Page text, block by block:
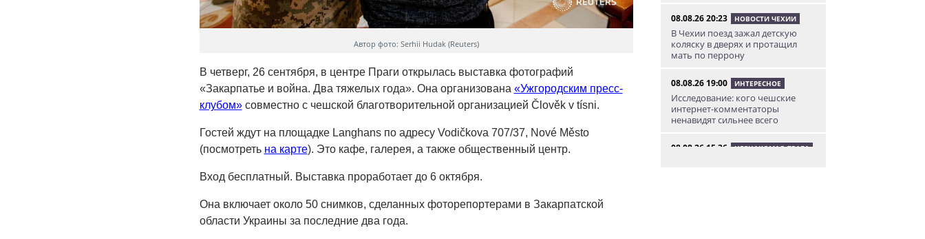
Автор фото: Serhii Hudak (Reuters)
В четверг, 26 сентября, в центре Праги открылась выставка фотографий
«Закарпатье и война. Два тяжелых года». Она организована «Ужгородским пресс-
клубом»совместно с чешской благотворительной организацией Člověk v tísni.
Гостей ждут на площадке Langhans по адресу Vodičkova 707/37, Nové Město
(посмотреть на карте). Это кафе, галерея, а также общественный центр.
Вход бесплатный. Выставка проработает до 6 октября.
Она включает около 50 снимков, сделанных фоторепортерами в Закарпатской
области Украины за последние два года.
08.08.26 20:23 НОВОСТИ ЧЕХИИ
В Чехии поезд зажал детскую
коляску в дверях и протащил
мать по перрону
08.08.26 19:00 ИНТЕРЕСНОЕ
Исследование: кого чешские
интернет-комментаторы
ненавидят сильнее всего
08.08.26 15:36 НЕЗНАКОМАЯ ПРАГА